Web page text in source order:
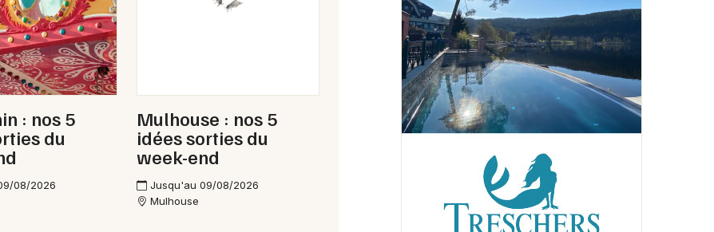
: nos 5
du
08/2026
Mulhouse : nos 5
idées sorties du
week-end
Jusqu'au 09/08/2026
Mulhouse